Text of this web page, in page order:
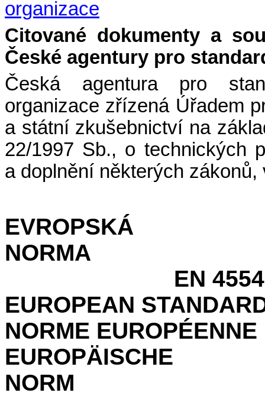
organizace
Citované dokumenty a
České agentury pro
Česká agentura pro
organizace zřízená Úřadem
a státní zkušebnictví na
22/1997 Sb., o technických
a doplnění některých
EVROPSKÁ
EN
EUROPEAN
NORME EUROPÉENNE
EUROPÄISCHE